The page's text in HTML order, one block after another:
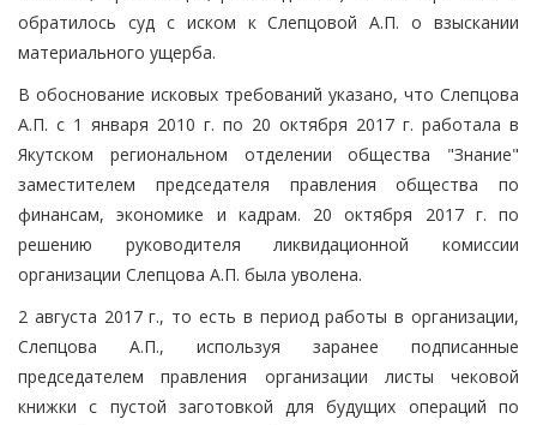
обратилось суд с иском к Слепцовой А.П. о взыскании
материального ущерба.
В обоснование исковых требований указано, что Слепцова
А.П. с 1 января 2010 г. по 20 октября 2017 г. работала в
Якутском региональном отделении общества "Знание"
заместителем председателя правления общества по
финансам, экономике и кадрам. 20 октября 2017 г. по
решению руководителя ликвидационной комиссии
организации Слепцова А.П. была уволена.
2 августа 2017 г., то есть в период работы в организации,
Слепцова А.П., используя заранее подписанные
председателем правления организации листы чековой
книжки с пустой заготовкой для будущих операций по